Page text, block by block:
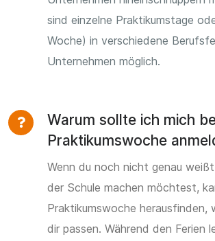
sind einzelne Praktikumstage
Woche) in verschiedene
Unternehmen möglich.
Warum sollte ich mich
Praktikumswoche
Wenn du noch nicht genau
der Schule machen möchtest,
Praktikumswoche herausfinden,
dir passen. Während den Ferien